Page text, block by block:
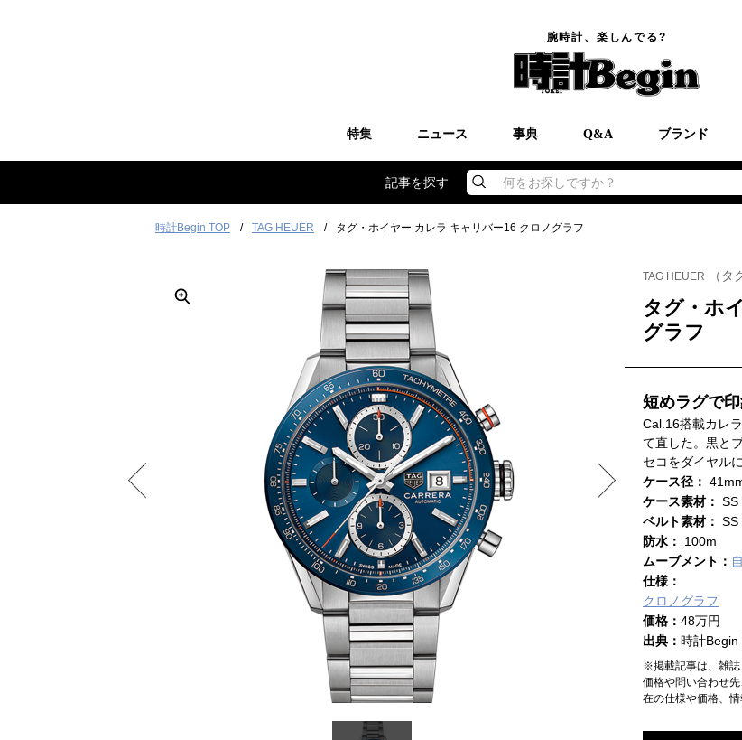
腕時計、楽しんでる?
特集 ニュース 事典 Q&A ブランド
記事を探す 何をお探しですか？
時計Begin TOP TAG HEUER タグ・ホイヤー カレラ キャリバー16 クロノグラフ
TAG HEUER （タ
タグ・ホ
グラフ
短めラグで印
Cal.16搭載カレ
て直した。黒と
セコをダイヤル
ケース径：
ケース素材： SS
ベルト素材： SS
防水： 100m
ムーブメント：
仕様：
クロノグラフ
価格： 48万円
出典： 時計
※掲載記事は、雑誌
価格や問い合わせ
在の仕様や価格、